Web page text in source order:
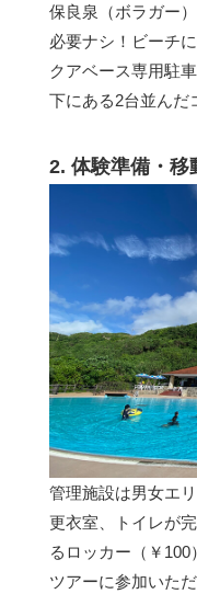
保良泉（ボラガー
必要ナシ！ビーチ
クアベース専用駐
下にある2台並んだ
2. 体験準備・移
管理施設は男女エ
更衣室、トイレが
るロッカー（￥
ツアーに参加いただ